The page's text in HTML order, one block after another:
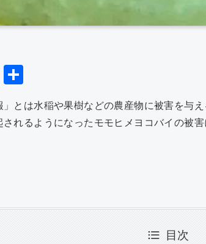
F
」とは水稲や果樹などの農産物に被害を与
れるようになったモモヒメヨコバイの被害
目次